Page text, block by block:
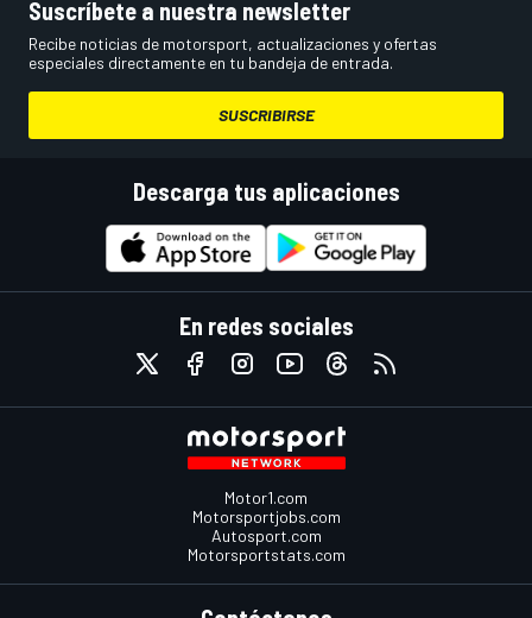
Suscríbete a nuestra newsletter
Recibe noticias de motorsport, actualizaciones y ofertas
especiales directamente en tu bandeja de entrada.
SUSCRIBIRSE
Descarga tus aplicaciones
En redes sociales
Motor1.com
Motorsportjobs.com
Autosport.com
Motorsportstats.com